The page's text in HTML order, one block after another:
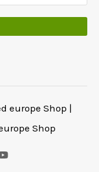
europe Shop |
Shop